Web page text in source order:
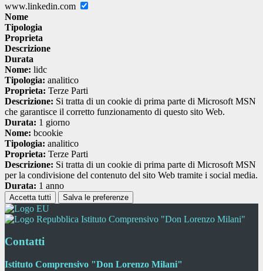
www.linkedin.com
Nome
Tipologia
Proprieta
Descrizione
Durata
Nome: lidc
Tipologia: analitico
Proprieta: Terze Parti
Descrizione: Si tratta di un cookie di prima parte di Microsoft MSN
che garantisce il corretto funzionamento di questo sito Web.
Durata: 1 giorno
Nome: bcookie
Tipologia: analitico
Proprieta: Terze Parti
Descrizione: Si tratta di un cookie di prima parte di Microsoft MSN
per la condivisione del contenuto del sito Web tramite i social media.
Durata: 1 anno
Accetta tutti Salva le preferenze
Istituto Comprensivo "Don Lorenzo Milani"
Contatti
Istituto Comprensivo "Don Lorenzo Milani"